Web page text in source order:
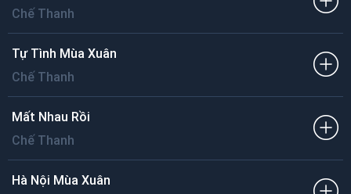
Chế Thanh
Tự Tình Mùa Xuân
Chế Thanh
Mất Nhau Rồi
Chế Thanh
Hà Nội Mùa Xuân